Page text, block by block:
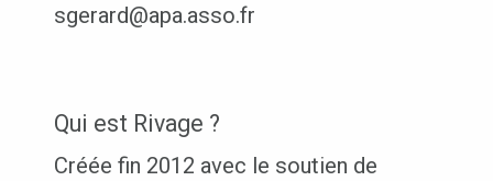
sgerard@apa.asso.fr
Qui est Rivage ?
Créée fin 2012 avec le soutien de